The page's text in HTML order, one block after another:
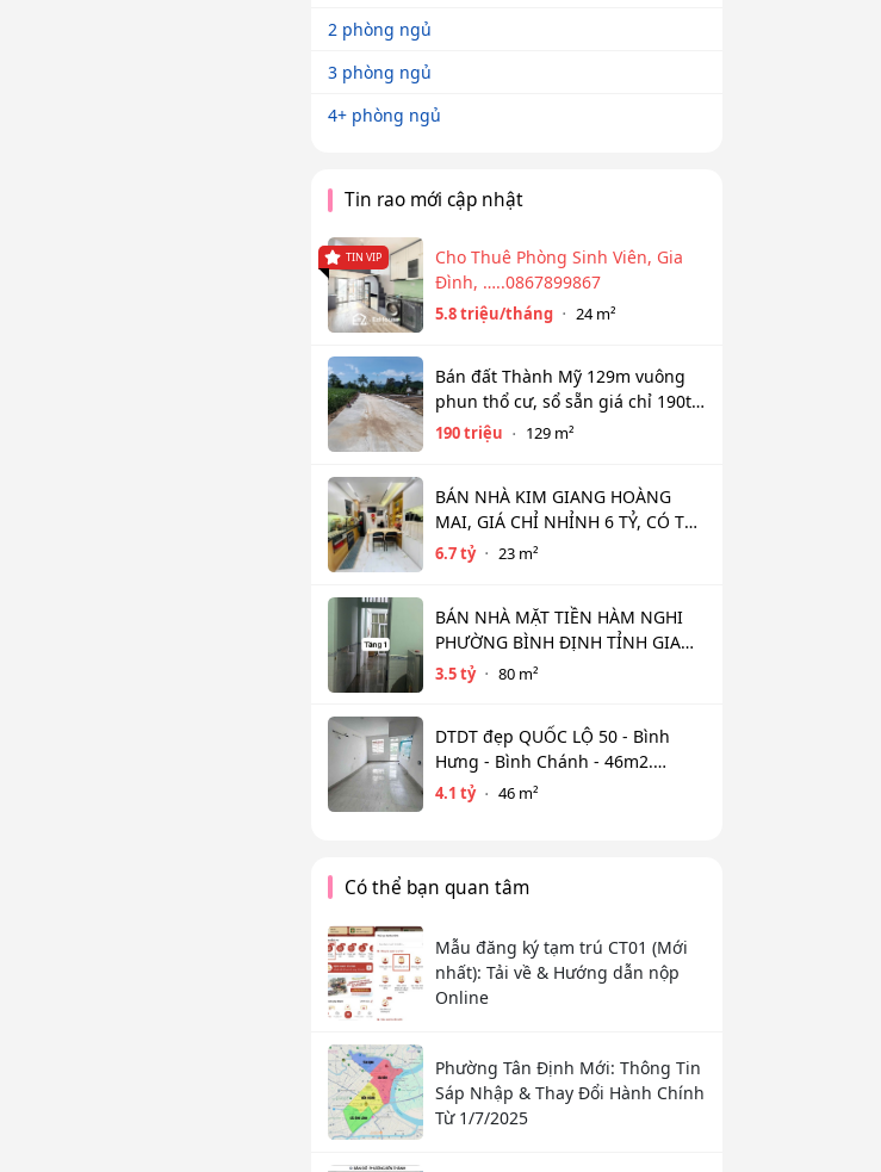
2 phòng ngủ
3 phòng ngủ
4+ phòng ngủ
Tin rao mới cập nhật
TIN VIP
Cho Thuê Phòng Sinh Viên, Gia
Đình, …..0867899867
5.8 triệu/tháng 24 m²
Bán đất Thành Mỹ 129m vuông
phun thổ cư, sổ sẵn giá chỉ 190tr
bao sổ
190 triệu 129 m²
BÁN NHÀ KIM GIANG HOÀNG
MAI, GIÁ CHỈ NHỈNH 6 TỶ, CÓ THỂ
THƯƠNG LƯỢNG
6.7 tỷ 23 m²
BÁN NHÀ MẶT TIỀN HÀM NGHI
PHƯỜNG BÌNH ĐỊNH TỈNH GIA
LAI (MỚI )
3.5 tỷ 80 m²
DTDT đẹp QUỐC LỘ 50 - Bình
Hưng - Bình Chánh - 46m2.
Nhỉnh 4T.y. HXH
4.1 tỷ 46 m²
Có thể bạn quan tâm
Mẫu đăng ký tạm trú CT01 (Mới
nhất): Tải về & Hướng dẫn nộp
Online
Phường Tân Định Mới: Thông Tin
Sáp Nhập & Thay Đổi Hành Chính
Từ 1/7/2025